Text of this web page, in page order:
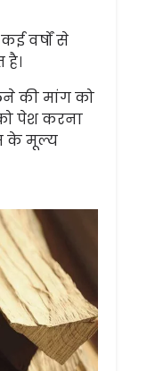
वर्षों से
की मांग को
पेश करना
के मूल्य